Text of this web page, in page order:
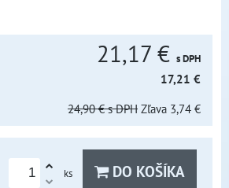
21,17 € s DPH
17,21 €
24,90 € s DPH Zľava 3,74 €
ks DO KOŠÍKA